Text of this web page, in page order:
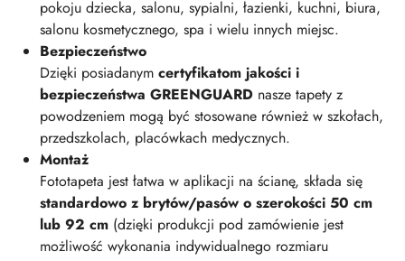
pokoju dziecka, salonu, sypialni, łazienki, kuchni, biura,
salonu kosmetycznego, spa i wielu innych miejsc.
Bezpieczeństwo
Dzięki posiadanym certyfikatom jakości i
bezpieczeństwa GREENGUARD nasze tapety z
powodzeniem mogą być stosowane również w szkołach,
przedszkolach, placówkach medycznych.
Montaż
Fototapeta jest łatwa w aplikacji na ścianę, składa się
standardowo z brytów/pasów o szerokości 50 cm
lub 92 cm (dzięki produkcji pod zamówienie jest
możliwość wykonania indywidualnego rozmiaru